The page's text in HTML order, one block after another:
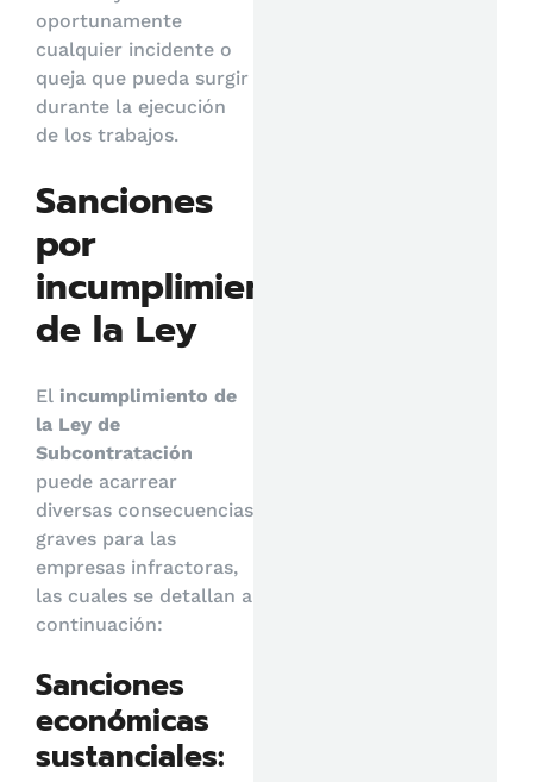
oportunamente
cualquier incidente o
queja que pueda surgir
durante la ejecución
de los trabajos.
Sanciones
por
incumplimiento
de la Ley
El incumplimiento de
la Ley de
Subcontratación
puede acarrear
diversas consecuencias
graves para las
empresas infractoras,
las cuales se detallan a
continuación:
Sanciones
económicas
sustanciales: